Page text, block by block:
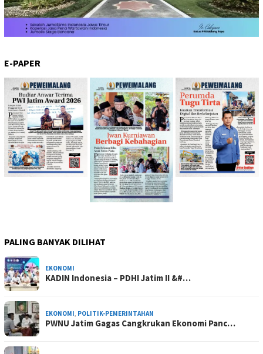
E-PAPER
PALING BANYAK DILIHAT
EKONOMI
KADIN Indonesia – PDHI Jatim II &#…
EKONOMI, POLITIK-PEMERINTAHAN
PWNU Jatim Gagas Cangkrukan Ekonomi Panc…